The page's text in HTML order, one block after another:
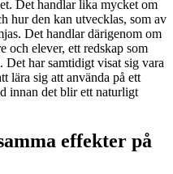
Det handlar lika mycket om
hur den kan utvecklas, som av
Det handlar därigenom om
och elever, ett redskap som
har samtidigt visat sig vara
lära sig att använda på ett
innan det blir ett naturligt
effekter på